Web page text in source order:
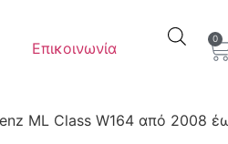
Επικοινωνία
0
ML Class W164 από 2008